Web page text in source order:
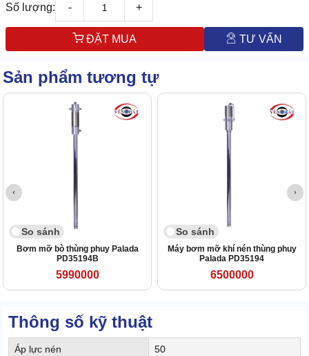
Số lượng: - +
ĐẶT MUA TƯ VẤN
Sản phẩm tương tự
So sánh
Bơm mỡ bò thùng phuy Palada
PD35194B
5990000
So sánh
Máy bơm mỡ khí nén thùng phuy
Palada PD35194
6500000
Thông số kỹ thuật
Áp lực nén 50